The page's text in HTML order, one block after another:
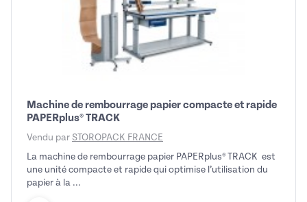
Machine de rembourrage papier compacte et rapide
PAPERplus® TRACK
Vendu par STOROPACK FRANCE
La machine de rembourrage papier PAPERplus® TRACK est
une unité compacte et rapide qui optimise l’utilisation du
papier à la ...